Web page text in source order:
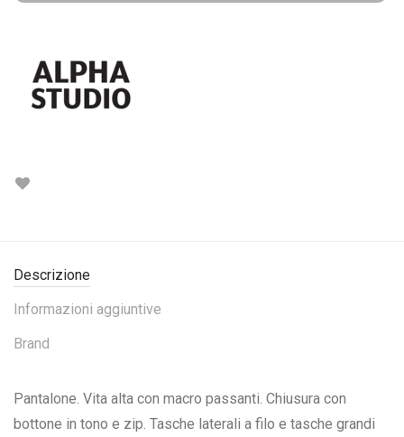
Descrizione
Informazioni aggiuntive
Brand
Pantalone. Vita alta con macro passanti. Chiusura con
bottone in tono e zip. Tasche laterali a filo e tasche grandi